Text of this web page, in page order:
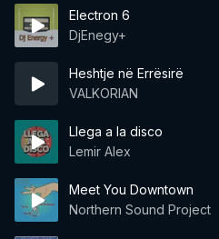
Electron 6
DjEnegy+
Heshtje në Errësirë
VALKORIAN
Llega a la disco
Lemir Alex
Meet You Downtown
Northern Sound Project